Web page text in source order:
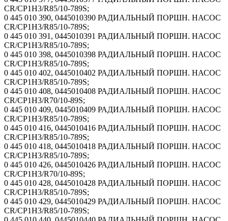
CR/CP1H3/R85/10-789S;
0 445 010 390, 0445010390 РАДИАЛЬНЫЙ ПОРШН. НАСОС
CR/CP1H3/R85/10-789S;
0 445 010 391, 0445010391 РАДИАЛЬНЫЙ ПОРШН. НАСОС
CR/CP1H3/R85/10-789S;
0 445 010 398, 0445010398 РАДИАЛЬНЫЙ ПОРШН. НАСОС
CR/CP1H3/R85/10-789S;
0 445 010 402, 0445010402 РАДИАЛЬНЫЙ ПОРШН. НАСОС
CR/CP1H3/R85/10-789S;
0 445 010 408, 0445010408 РАДИАЛЬНЫЙ ПОРШН. НАСОС
CR/CP1H3/R70/10-89S;
0 445 010 409, 0445010409 РАДИАЛЬНЫЙ ПОРШН. НАСОС
CR/CP1H3/R85/10-789S;
0 445 010 416, 0445010416 РАДИАЛЬНЫЙ ПОРШН. НАСОС
CR/CP1H3/R85/10-789S;
0 445 010 418, 0445010418 РАДИАЛЬНЫЙ ПОРШН. НАСОС
CR/CP1H3/R85/10-789S;
0 445 010 426, 0445010426 РАДИАЛЬНЫЙ ПОРШН. НАСОС
CR/CP1H3/R70/10-89S;
0 445 010 428, 0445010428 РАДИАЛЬНЫЙ ПОРШН. НАСОС
CR/CP1H3/R85/10-789S;
0 445 010 429, 0445010429 РАДИАЛЬНЫЙ ПОРШН. НАСОС
CR/CP1H3/R85/10-789S;